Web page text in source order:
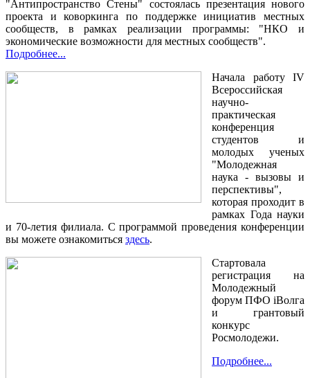
"Антипространство Стены" состоялась презентация нового
проекта и коворкинга по поддержке инициатив местных
сообществ, в рамках реализации программы: "НКО и
экономические возможности для местных сообществ".
Подробнее...
Начала работу IV
Всероссийская
научно-
практическая
конференция
студентов и
молодых ученых
"Молодежная
наука - вызовы и
перспективы",
которая проходит в
рамках Года науки
и 70-летия филиала. С программой проведения конференции
вы можете ознакомиться здесь.
Стартовала
регистрация на
Молодежный
форум ПФО iВолга
и грантовый
конкурс
Росмолодежи.
Подробнее...